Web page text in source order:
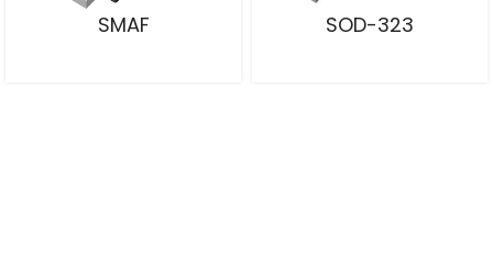
SMAF SOD-323